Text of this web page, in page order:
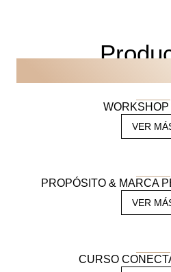
WORKSHOP
VER
PROPÓSITO & MARCA
VER
CURSO